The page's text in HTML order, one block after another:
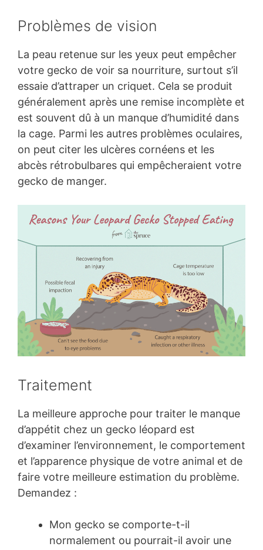
Problèmes de vision
La peau retenue sur les yeux peut empêcher
votre gecko de voir sa nourriture, surtout s’il
essaie d’attraper un criquet. Cela se produit
généralement après une remise incomplète et
est souvent dû à un manque d’humidité dans
la cage. Parmi les autres problèmes oculaires,
on peut citer les ulcères cornéens et les
abcès rétrobulbares qui empêcheraient votre
gecko de manger.
Traitement
La meilleure approche pour traiter le manque
d’appétit chez un gecko léopard est
d’examiner l’environnement, le comportement
et l’apparence physique de votre animal et de
faire votre meilleure estimation du problème.
Demandez :
Mon gecko se comporte-t-il
normalement ou pourrait-il avoir une